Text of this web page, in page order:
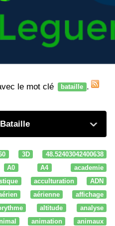
le mot clé bataille .
3D
48.52403042400638
A0 A4
academie
acculturation
ADN
aérienne
affichage
altitude
analyse
animation
animaux